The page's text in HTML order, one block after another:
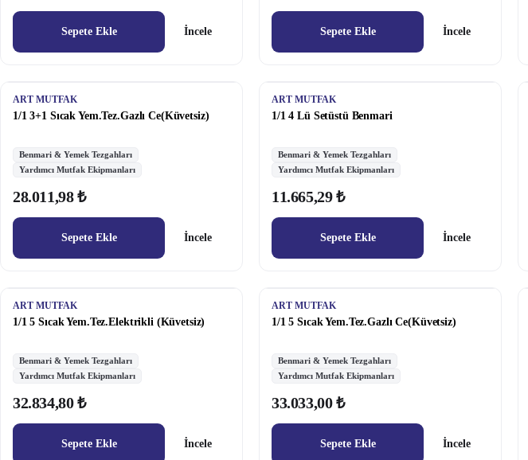
Sepete Ekle İncele Sepete Ekle İncele
ART MUTFAK
1/1 3+1 Sıcak Yem.Tez.Gazlı Ce(Küvetsiz)
Benmari & Yemek Tezgahları
Yardımcı Mutfak Ekipmanları
28.011,98 ₺
Sepete Ekle İncele
ART MUTFAK
1/1 4 Lü Setüstü Benmari
Benmari & Yemek Tezgahları
Yardımcı Mutfak Ekipmanları
11.665,29 ₺
Sepete Ekle İncele
ART MUTFAK
1/1 5 Sıcak Yem.Tez.Elektrikli (Küvetsiz)
Benmari & Yemek Tezgahları
Yardımcı Mutfak Ekipmanları
32.834,80 ₺
Sepete Ekle İncele
ART MUTFAK
1/1 5 Sıcak Yem.Tez.Gazlı Ce(Küvetsiz)
Benmari & Yemek Tezgahları
Yardımcı Mutfak Ekipmanları
33.033,00 ₺
Sepete Ekle İncele